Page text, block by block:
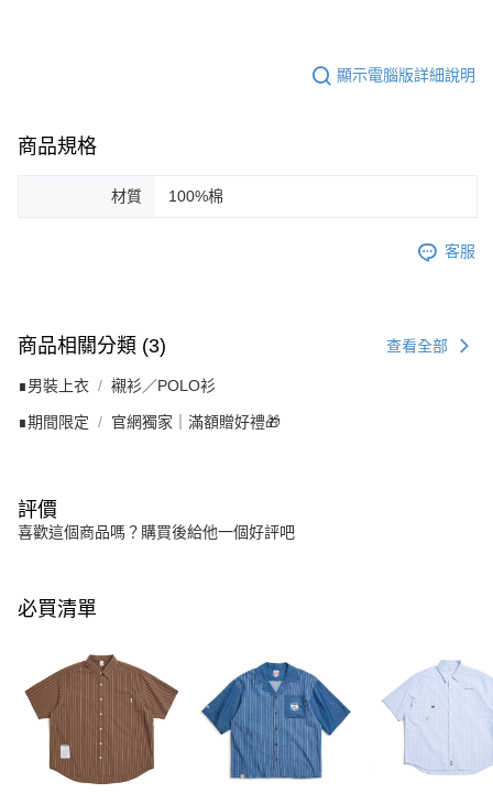
顯示電腦版詳細說明
商品規格
材質 100%棉
客服
商品相關分類 (3) 查看全部
∎男裝上衣 襯衫／POLO衫
∎期間限定 官網獨家｜滿額贈好禮🎁
評價
喜歡這個商品嗎？購買後給他一個好評吧
必買清單